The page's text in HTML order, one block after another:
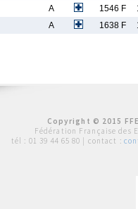
A 1546 F
A 1638 F
Copyright © 2015
Fédération Française des
tél : 01 39 44 65 80 | contact :